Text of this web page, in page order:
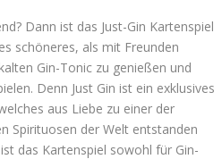
Dann ist das Just-Gin Kartenspiel
schöneres, als mit Freunden
Gin-Tonic zu genießen und
Denn Just Gin ist ein exklusives
aus Liebe zu einer der
Spirituosen der Welt entstanden
das Kartenspiel sowohl für Gin-